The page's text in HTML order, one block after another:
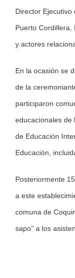
Director Ejecutivo
Puerto Cordillera,
y actores
En la ocasión se
de la
participaron
educacionales de
de Educación
Educación,
Posteriormente
a este
comuna de
sapo” a los